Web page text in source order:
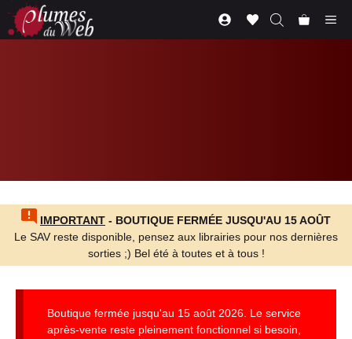
Aller
contenu
IMPORTANT - BOUTIQUE FERMÉE JUSQU'AU 15 AOÛT
Le SAV reste disponible, pensez aux librairies pour nos dernières
sorties ;) Bel été à toutes et à tous !
Boutique fermée jusqu'au 15 août 2026. Le service
après-vente reste pleinement fonctionnel si besoin,